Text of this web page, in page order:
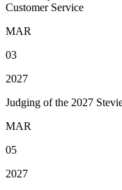
Customer Service
MAR
03
2027
Judging of the 2027
MAR
05
2027